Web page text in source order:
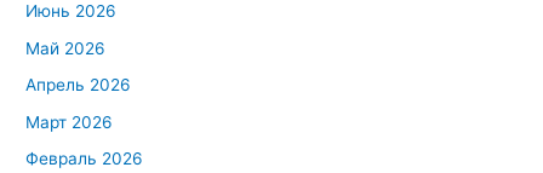
Июнь 2026
Май 2026
Апрель 2026
Март 2026
Февраль 2026